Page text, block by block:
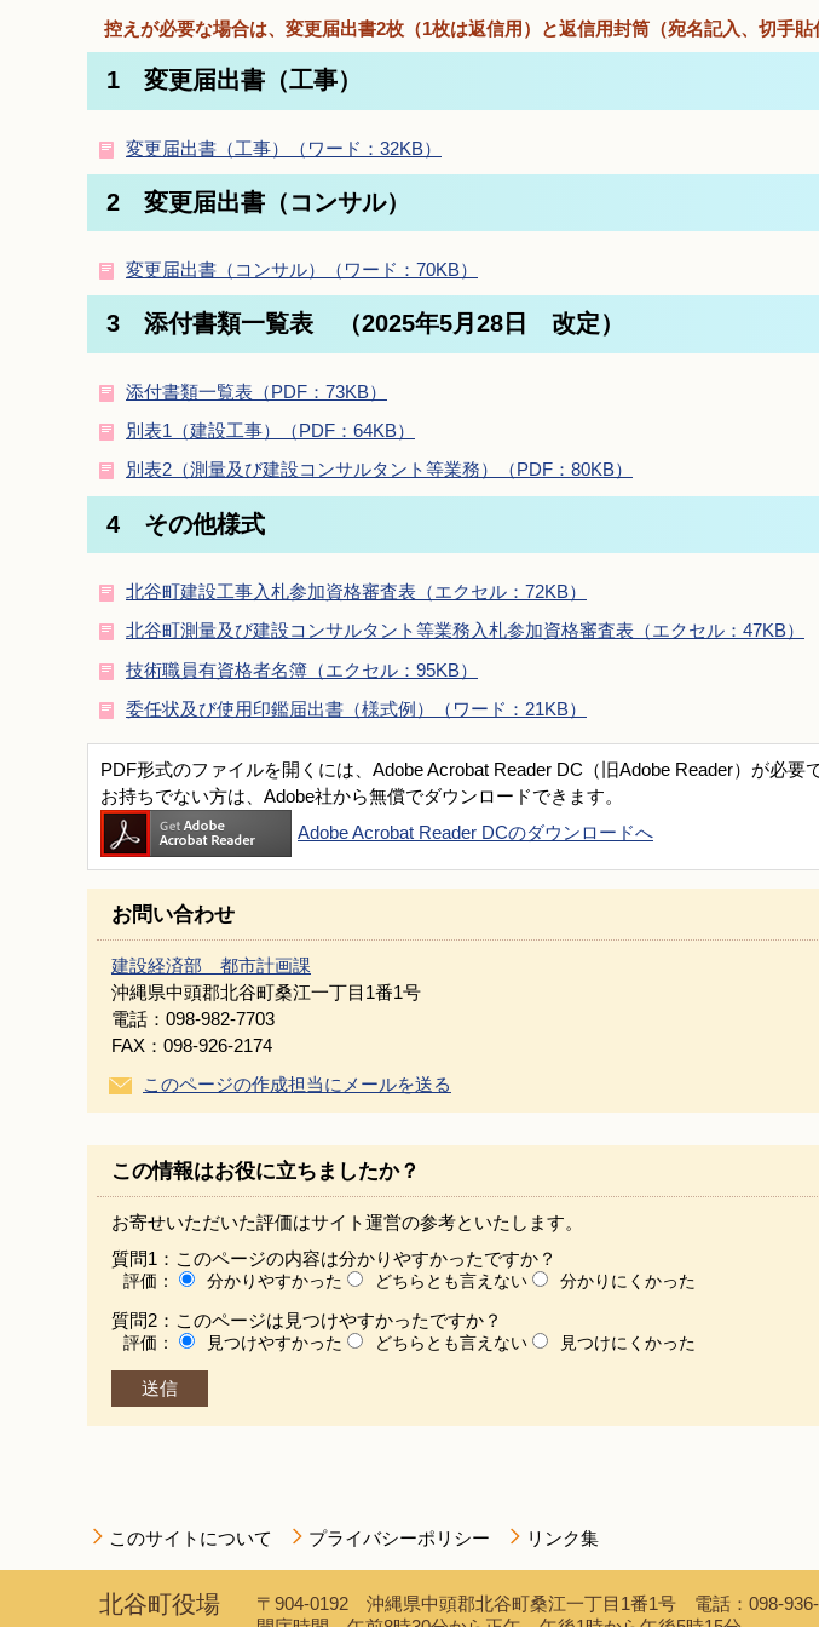
控えが必要な場合は、変更届出書2枚（1枚は返信用）と返信用封筒（宛名記入、切手貼
1 変更届出書（工事）
変更届出書（工事）（ワード：32KB）
2 変更届出書（コンサル）
変更届出書（コンサル）（ワード：70KB）
3 添付書類一覧表 （2025年5月28日 改定）
添付書類一覧表（PDF：73KB）
別表1（建設工事）（PDF：64KB）
別表2（測量及び建設コンサルタント等業務）（PDF：80KB）
4 その他様式
北谷町建設工事入札参加資格審査表（エクセル：72KB）
北谷町測量及び建設コンサルタント等業務入札参加資格審査表（エクセル：47KB）
技術職員有資格者名簿（エクセル：95KB）
委任状及び使用印鑑届出書（様式例）（ワード：21KB）
PDF形式のファイルを開くには、Adobe Acrobat Reader DC（旧Adobe Reader）が必要で
お持ちでない方は、Adobe社から無償でダウンロードできます。
Adobe Acrobat Reader DCのダウンロードへ
お問い合わせ
建設経済部 都市計画課
沖縄県中頭郡北谷町桑江一丁目1番1号
電話：098-982-7703
FAX：098-926-2174
このページの作成担当にメールを送る
この情報はお役に立ちましたか？
お寄せいただいた評価はサイト運営の参考といたします。
質問1：このページの内容は分かりやすかったですか？
評価： 分かりやすかった どちらとも言えない 分かりにくかった
質問2：このページは見つけやすかったですか？
評価： 見つけやすかった どちらとも言えない 見つけにくかった
このサイトについて プライバシーポリシー リンク集
北谷町役場
〒904-0192 沖縄県中頭郡北谷町桑江一丁目1番1号 電話：098-